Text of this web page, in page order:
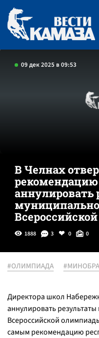
09 дек 2025 в 09:53
В Челнах
аннулировать
1888 3 0 0
#ОЛИМПИАДА
Директора школ
аннулировать
Всероссийской
самым рекомендацию